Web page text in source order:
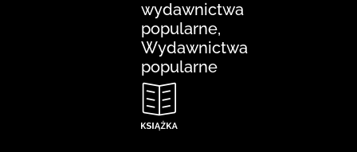
wydawnictwa
popularne,
Wydawnictwa
popularne